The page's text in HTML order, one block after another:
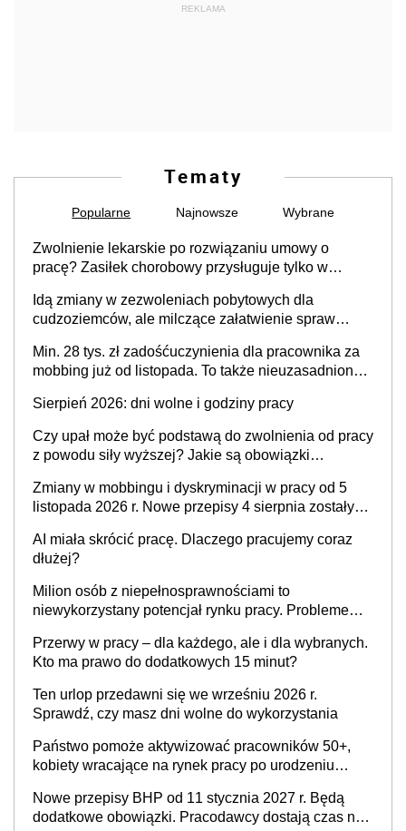
REKLAMA
Tematy
Popularne Najnowsze Wybrane
Zwolnienie lekarskie po rozwiązaniu umowy o
pracę? Zasiłek chorobowy przysługuje tylko w
stosunku pracy
Idą zmiany w zezwoleniach pobytowych dla
cudzoziemców, ale milczące załatwienie spraw
Min. 28 tys. zł zadośćuczynienia dla pracownika za
mobbing już od listopada. To także nieuzasadniona
Sierpień 2026: dni wolne i godziny pracy
Czy upał może być podstawą do zwolnienia od pracy
z powodu siły wyższej? Jakie są obowiązki
Zmiany w mobbingu i dyskryminacji w pracy od 5
listopada 2026 r. Nowe przepisy 4 sierpnia zostały
AI miała skrócić pracę. Dlaczego pracujemy coraz
dłużej?
Milion osób z niepełnosprawnościami to
niewykorzystany potencjał rynku pracy. Problemem
refundacji, ale bariery po stronie systemu i
świadomości pracodawców [WYWIAD]
Przerwy w pracy – dla każdego, ale i dla wybranych.
Kto ma prawo do dodatkowych 15 minut?
Ten urlop przedawni się we wrześniu 2026 r.
Sprawdź, czy masz dni wolne do wykorzystania
Państwo pomoże aktywizować pracowników 50+,
kobiety wracające na rynek pracy po urodzeniu
neuroatypowe. Powstanie Fundusz na rzecz
Inkluzywności w Zatrudnianiu?
Nowe przepisy BHP od 11 stycznia 2027 r. Będą
dodatkowe obowiązki. Pracodawcy dostają czas na